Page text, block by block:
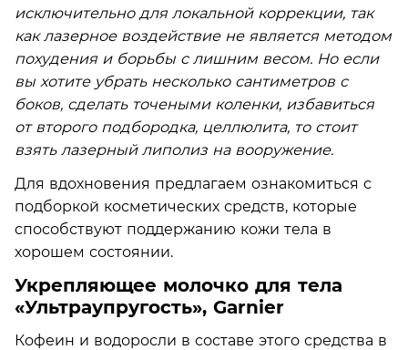
исключительно для локальной коррекции, так
как лазерное воздействие не является методом
похудения и борьбы с лишним весом. Но если
вы хотите убрать несколько сантиметров с
боков, сделать точеными коленки, избавиться
от второго подбородка, целлюлита, то стоит
взять лазерный липолиз на вооружение.
Для вдохновения предлагаем ознакомиться с
подборкой косметических средств, которые
способствуют поддержанию кожи тела в
хорошем состоянии.
Укрепляющее молочко для тела
«Ультраупругость», Garnier
Кофеин и водоросли в составе этого средства в